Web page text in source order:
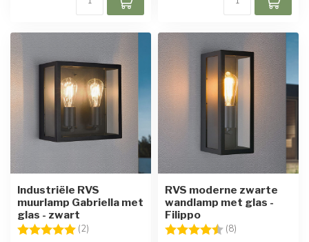
Industriële RVS
muurlamp Gabriella met
glas - zwart
Beoordeling: (2)
RVS moderne zwarte
wandlamp met glas -
Filippo
Beoordeling: (8)